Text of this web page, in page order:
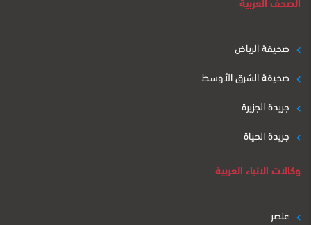
صحيفة الرياض
صحيفة الشرق الأوسط
جريدة الجزيرة
جريدة الحياة
وكالات الانباء العربية
عنصر